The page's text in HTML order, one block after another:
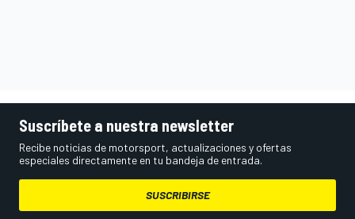
Suscríbete a nuestra newsletter
Recibe noticias de motorsport, actualizaciones y ofertas
especiales directamente en tu bandeja de entrada.
SUSCRIBIRSE